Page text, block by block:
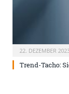
22. DEZEMBER
Trend-Tacho: